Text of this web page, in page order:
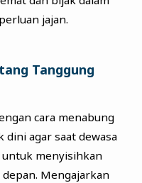
jajan.
Tanggung
cara menabung
dini agar saat dewasa
menyisihkan
Mengajarkan